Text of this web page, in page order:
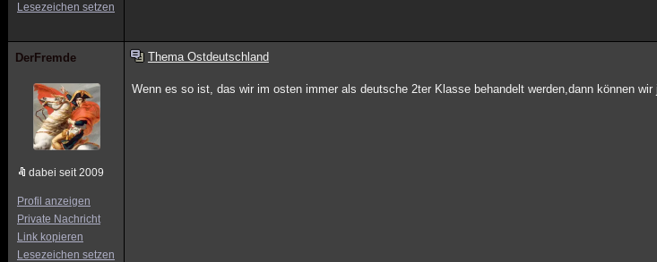
Lesezeichen setzen
DerFremde
dabei seit 2009
Profil anzeigen
Private Nachricht
Link kopieren
Lesezeichen setzen
Thema Ostdeutschland
Wenn es so ist, das wir im osten immer als deutsche 2ter Klasse behandelt werden,dann können wir